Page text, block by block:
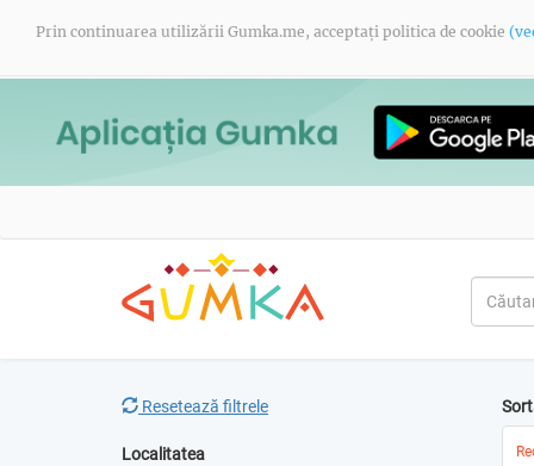
Prin continuarea utilizării Gumka.me, acceptați politica de cookie
Resetează filtrele
Localitatea